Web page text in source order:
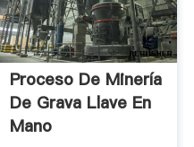
Proceso De Minería
De Grava Llave En
Mano